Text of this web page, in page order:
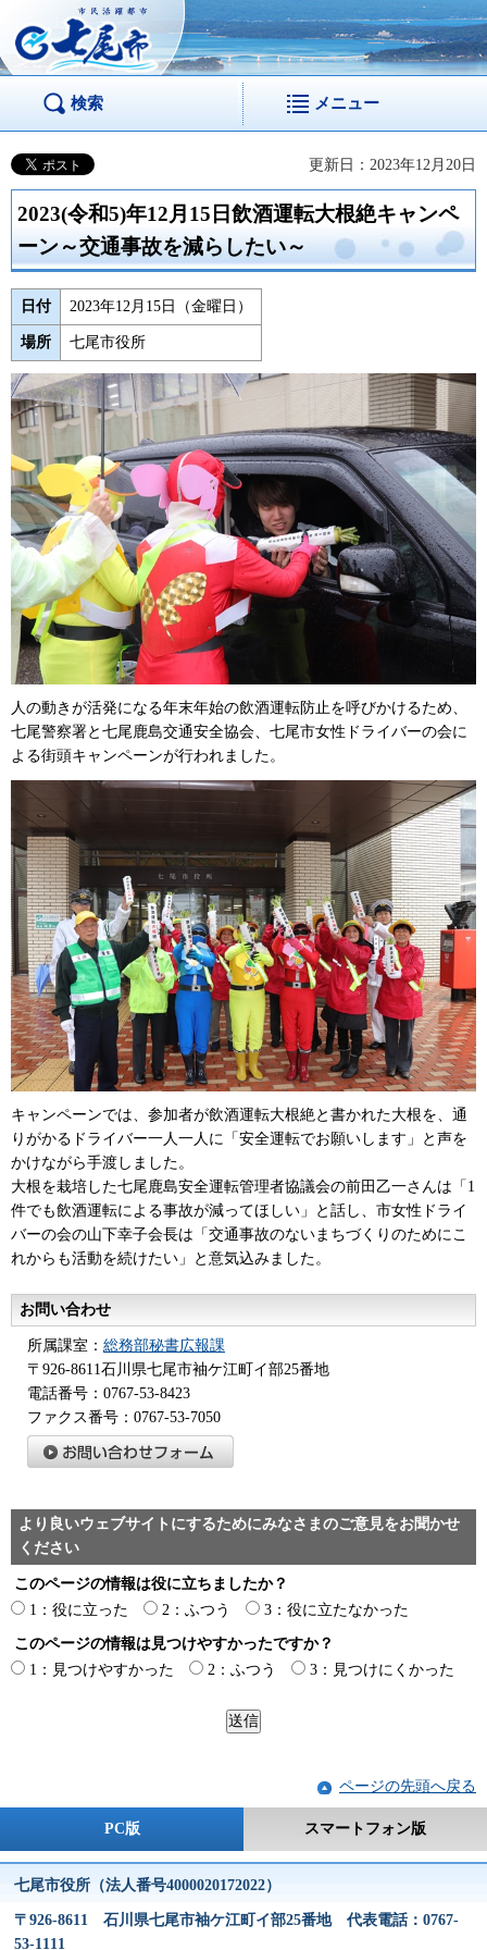
市民活躍都市 七尾
市
検索 メニュー
更新日：2023年12月20日
2023(令和5)年12月15日飲酒運転大根絶キャンペ
ーン～交通事故を減らしたい～
日付 2023年12月15日（金曜日）
場所 七尾市役所
人の動きが活発になる年末年始の飲酒運転防止を呼びかけるため、
七尾警察署と七尾鹿島交通安全協会、七尾市女性ドライバーの会に
よる街頭キャンペーンが行われました。
キャンペーンでは、参加者が飲酒運転大根絶と書かれた大根を、通
りがかるドライバー一人一人に「安全運転でお願いします」と声を
かけながら手渡しました。
大根を栽培した七尾鹿島安全運転管理者協議会の前田乙一さんは「1
件でも飲酒運転による事故が減ってほしい」と話し、市女性ドライ
バーの会の山下幸子会長は「交通事故のないまちづくりのためにこ
れからも活動を続けたい」と意気込みました。
お問い合わせ
所属課室： 総務部秘書広報課
〒926-8611石川県七尾市袖ケ江町イ部25番地
電話番号：0767-53-8423
ファクス番号：0767-53-7050
より良いウェブサイトにするためにみなさまのご意見をお聞かせ
ください
このページの情報は役に立ちましたか？
1：役に立った
2：ふつう 3：役に立たなかった
このページの情報は見つけやすかったですか？
1：見つけやすかった
2：ふつう 3：見つけにくかった
ページの先頭へ戻る
PC版 スマートフォン版
七尾市役所（法人番号4000020172022）
〒926-8611 石川県七尾市袖ケ江町イ部25番地 代表電話：0767-
53-1111